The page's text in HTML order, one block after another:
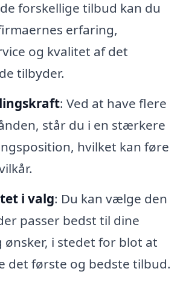
forskellige tilbud kan du
erfaring,
og kvalitet af det
tilbyder.
: Ved at have flere
står du i en stærkere
hvilket kan føre
i valg: Du kan vælge den
passer bedst til dine
ønsker, i stedet for blot at
det første og bedste tilbud.